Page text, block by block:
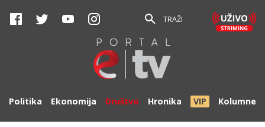
TRAŽI
Politika Ekonomija Društvo Hronika VIP Kolumne